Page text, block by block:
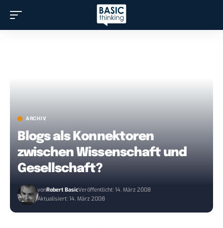
ARCHIV
Blogs als Konnektoren
zwischen Wissenschaft und
Gesellschaft?
vonRobert BasicVeröffentlicht: 14. März 2008
Aktualisiert: 14. März 2008